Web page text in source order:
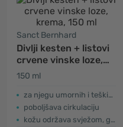
Sanct Bernhard
Divlji kesten + listovi
crvene vinske loze,
krema
150 ml
za njegu umornih i teških nogu
poboljšava cirkulaciju
kožu održava svježom, glatkom i mekom